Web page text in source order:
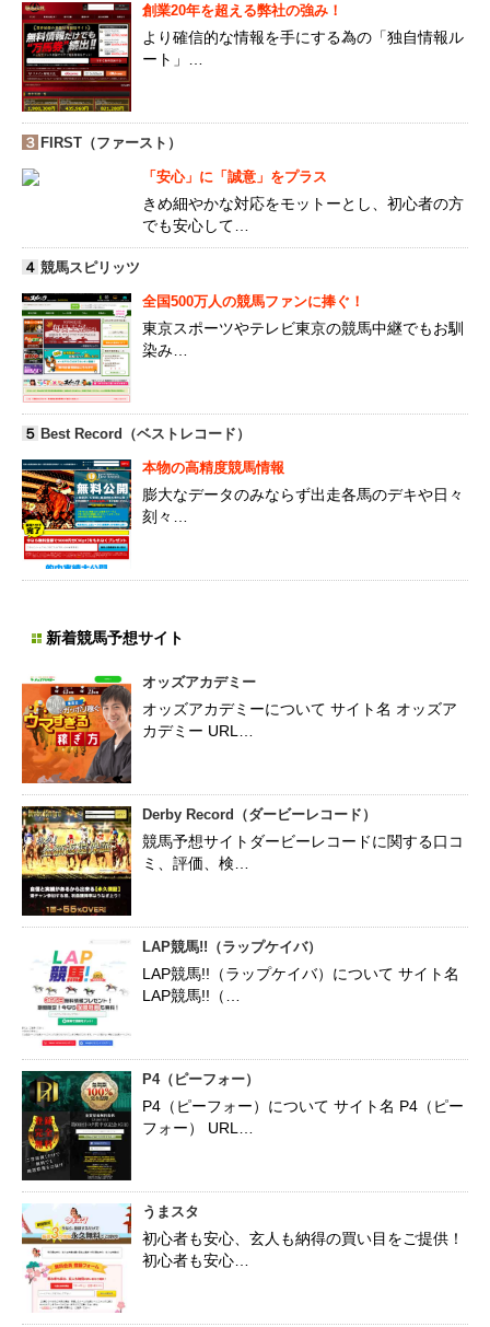
創業20年を超える弊社の強み！
より確信的な情報を手にする為の「独自情報ル
ート」…
３ FIRST（ファースト）
「安心」に「誠意」をプラス
きめ細やかな対応をモットーとし、初心者の方
でも安心して…
４ 競馬スピリッツ
全国500万人の競馬ファンに捧ぐ！
東京スポーツやテレビ東京の競馬中継でもお馴
染み…
５ Best Record（ベストレコード）
本物の高精度競馬情報
膨大なデータのみならず出走各馬のデキや日々
刻々…
新着競馬予想サイト
オッズアカデミー
オッズアカデミーについて サイト名 オッズア
カデミー URL…
Derby Record（ダービーレコード）
競馬予想サイトダービーレコードに関する口コ
ミ、評価、検…
LAP競馬!!（ラップケイバ）
LAP競馬!!（ラップケイバ）について サイト名
LAP競馬!!（…
P4（ピーフォー）
P4（ピーフォー）について サイト名 P4（ピー
フォー） URL…
うまスタ
初心者も安心、玄人も納得の買い目をご提供！
初心者も安心…